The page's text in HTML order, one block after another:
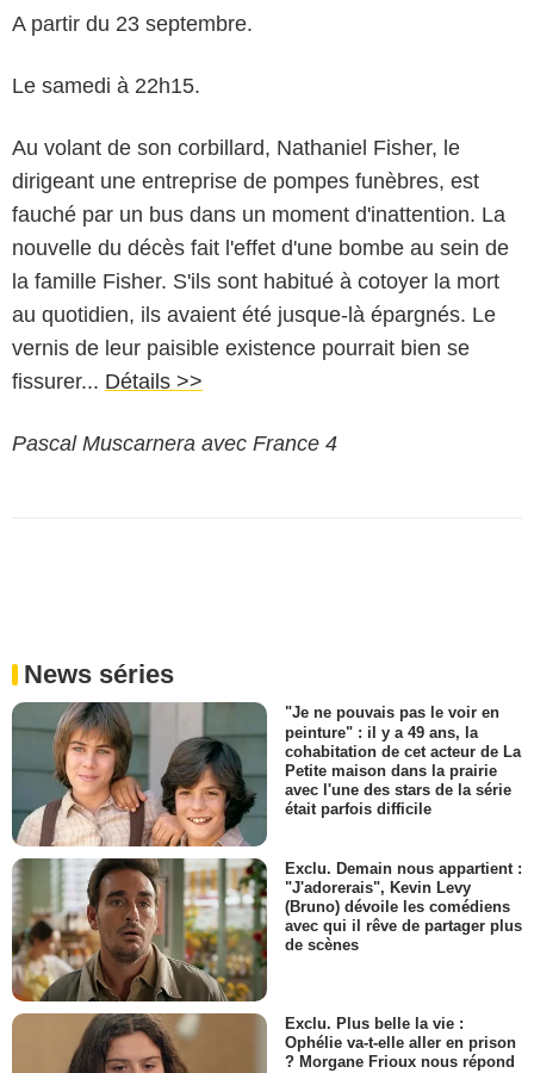
A partir du 23 septembre.
Le samedi à 22h15.
Au volant de son corbillard, Nathaniel Fisher, le
dirigeant une entreprise de pompes funèbres, est
fauché par un bus dans un moment d'inattention. La
nouvelle du décès fait l'effet d'une bombe au sein de
la famille Fisher. S'ils sont habitué à cotoyer la mort
au quotidien, ils avaient été jusque-là épargnés. Le
vernis de leur paisible existence pourrait bien se
fissurer... Détails >>
Pascal Muscarnera avec France 4
News séries
"Je ne pouvais pas le voir en
peinture" : il y a 49 ans, la
cohabitation de cet acteur de La
Petite maison dans la prairie
avec l'une des stars de la série
était parfois difficile
Exclu. Demain nous appartient :
"J'adorerais", Kevin Levy
(Bruno) dévoile les comédiens
avec qui il rêve de partager plus
de scènes
Exclu. Plus belle la vie :
Ophélie va-t-elle aller en prison
? Morgane Frioux nous répond